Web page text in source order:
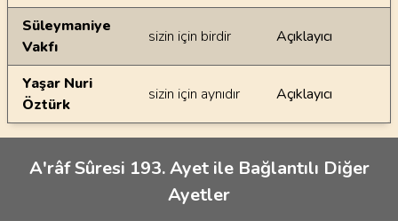
Süleymaniye
Vakfı
sizin için birdir Açıklayıcı
Yaşar Nuri
Öztürk
sizin için aynıdır Açıklayıcı
A'râf Sûresi 193. Ayet ile Bağlantılı Diğer
Ayetler